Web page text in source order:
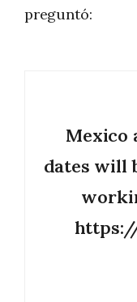
preguntó:
Mexico
dates will